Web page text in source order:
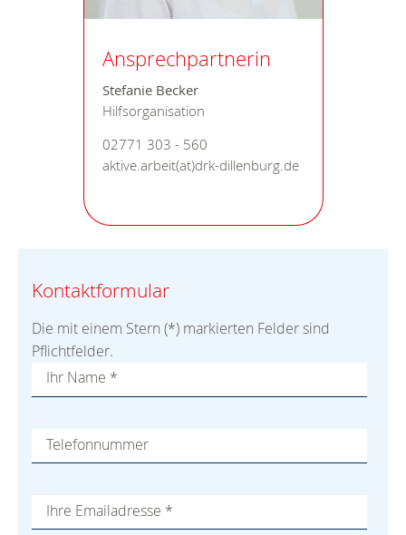
Ansprechpartnerin
Stefanie Becker
Hilfsorganisation
02771 303 - 560
aktive.arbeit(at)drk-dillenburg.de
Kontaktformular
Die mit einem Stern (*) markierten Felder sind
Pflichtfelder.
Ihr Name *
Telefonnummer
Ihre Emailadresse *